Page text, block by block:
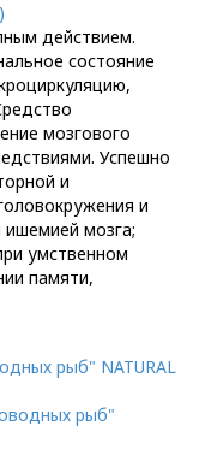
действием.
состояние
мозгового
Успешно
и
и
ишемией мозга;
умственном
памяти,
рыб" NATURAL